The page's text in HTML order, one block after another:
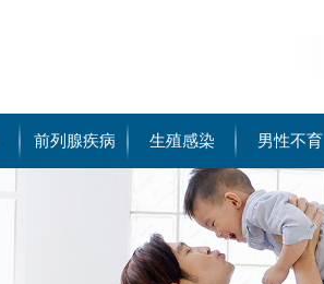
前列腺疾病 生殖感染 男性不育